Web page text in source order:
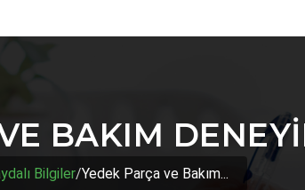
BAKIM
Bilgiler/Yedek Parça ve Bakım...